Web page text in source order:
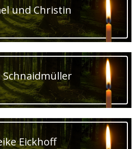
und Christin
Schnaidmüller
Eickhoff